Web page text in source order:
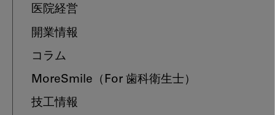
医院経営
開業情報
コラム
MoreSmile （For 歯科衛生士）
技工情報